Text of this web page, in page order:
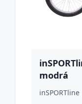
modrá
inSPORTline